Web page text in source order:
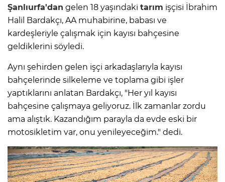
Şanlıurfa'dan gelen 18 yaşındaki tarım işçisi İbrahim
Halil Bardakçı, AA muhabirine, babası ve
kardeşleriyle çalışmak için kayısı bahçesine
geldiklerini söyledi.
Aynı şehirden gelen işçi arkadaşlarıyla kayısı
bahçelerinde silkeleme ve toplama gibi işler
yaptıklarını anlatan Bardakçı, "Her yıl kayısı
bahçesine çalışmaya geliyoruz. İlk zamanlar zordu
ama alıştık. Kazandığım parayla da evde eski bir
motosikletim var, onu yenileyeceğim." dedi.